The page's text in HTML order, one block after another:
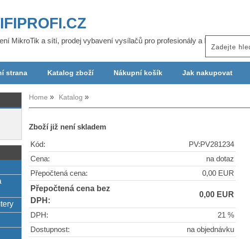
MikroTik a sítí, prodej vybavení vysílačů pro profesionály a ISP
strana Katalog zboží Nákupní košík Jak nakupovat
Home Katalog
Zboží již není skladem
Kód:
PV:PV281234
Cena:
na dotaz
Přepočtená cena:
0,00 EUR
Přepočtená cena bez
DPH:
0,00 EUR
DPH:
21 %
Dostupnost:
na objednávku